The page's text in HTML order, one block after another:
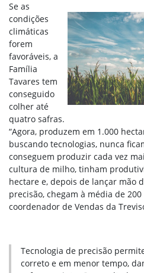
Se as
condições
climáticas
forem
favoráveis, a
Família
Tavares tem
conseguido
colher até
quatro safras.
“Agora, produzem em 1.000
buscando tecnologias, nunca
conseguem produzir cada vez
cultura de milho, tinham
hectare e, depois de lançar mão
precisão, chegam à média de 200
coordenador de Vendas da
Tecnologia de precisão
correto e em menor tempo,